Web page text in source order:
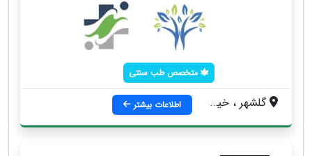
متخصص طب سنتی
گلشهر ، خیابان درختی ، جنب فروشگاه امیران ، مجتمع میرداماد ، طبقه سوم اطلاعات بیشتر